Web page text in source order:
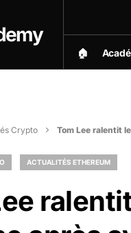
🏠︎
Crypto Tom Lee ralentit
ACTUALITÉS ETHEREUM